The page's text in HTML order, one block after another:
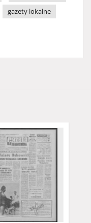
gazety lokalne